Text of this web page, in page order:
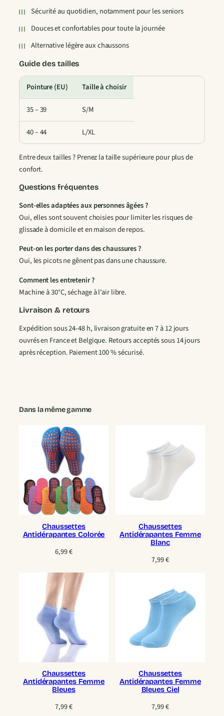
à
1
,
9
0
i
d
r
a
p
n
e
P
o
u
r
C
h
i
e
Sécurité au quotidien, notamment pour les seniors
Douces et confortables pour toute la journée
Alternative légère aux chaussons
Guide des tailles
Pointure (EU) Taille à choisir
35 – 39 S/M
40 – 44 L/XL
Entre deux tailles ? Prenez la taille supérieure pour plus de
confort.
Questions fréquentes
Sont-elles adaptées aux personnes âgées ?
Oui, elles sont souvent choisies pour limiter les risques de
glissade à domicile et en maison de repos.
Peut-on les porter dans des chaussures ?
Oui, les picots ne gênent pas dans une chaussure.
Comment les entretenir ?
Machine à 30°C, séchage à l’air libre.
Livraison & retours
Expédition sous 24-48 h, livraison gratuite en 7 à 12 jours
ouvrés en France et Belgique. Retours acceptés sous 14 jours
après réception. Paiement 100 % sécurisé.
Dans la même gamme
Chaussettes
Antidérapantes Colorée
6,99€
Chaussettes
Antidérapantes Femme
Blanc
7,99€
Chaussettes
Antidérapantes Femme
Bleues
7,99€
Chaussettes
Antidérapantes Femme
Bleues Ciel
7,99€